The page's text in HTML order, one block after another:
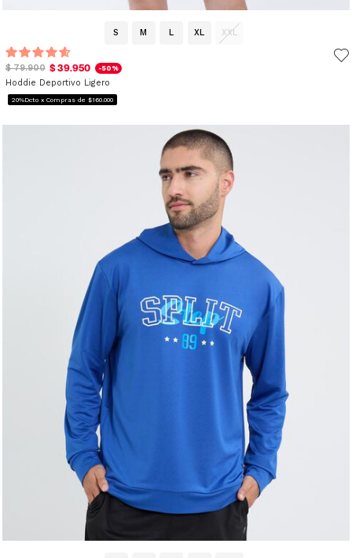
S M L XL XXL
$ 79.900 $ 39.950 -50%
Hoddie Deportivo Ligero
20%Dcto x Compras de $160.000